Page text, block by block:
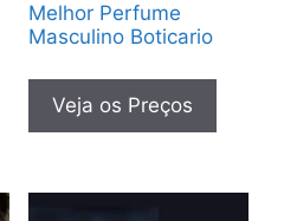
Melhor Perfume
Masculino Boticario
Veja os Preços